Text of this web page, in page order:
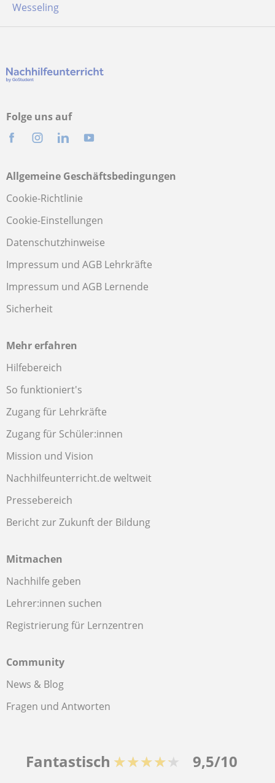
Wesseling
Folge uns auf
Allgemeine Geschäftsbedingungen
Cookie-Richtlinie
Cookie-Einstellungen
Datenschutzhinweise
Impressum und AGB Lehrkräfte
Impressum und AGB Lernende
Sicherheit
Mehr erfahren
Hilfebereich
So funktioniert's
Zugang für Lehrkräfte
Zugang für Schüler:innen
Mission und Vision
Nachhilfeunterricht.de weltweit
Pressebereich
Bericht zur Zukunft der Bildung
Mitmachen
Nachhilfe geben
Lehrer:innen suchen
Registrierung für Lernzentren
Community
News & Blog
Fragen und Antworten
Fantastisch ★★★★★ 9,5/10